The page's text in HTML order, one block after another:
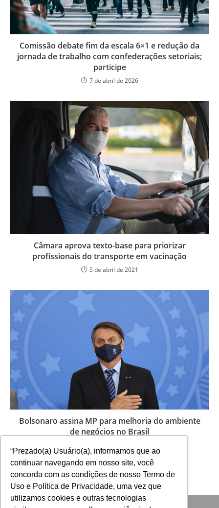
“Prezado(a) Usuário(a), informamos que ao
continuar navegando em nosso site, você
concorda com as condições de nosso Termo de
Uso e Política de Privacidade, uma vez que
utilizamos cookies e outras tecnologias
Comissão debate fim da escala 6×1 e redução da
jornada de trabalho com confederações setoriais;
participe
7 de abril de 2026
Câmara aprova texto-base para priorizar
profissionais do transporte em vacinação
5 de abril de 2021
Bolsonaro assina MP para melhoria do ambiente
de negócios no Brasil